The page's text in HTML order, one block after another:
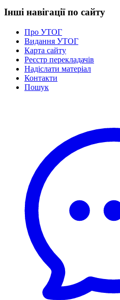
Статут УТОГ
Нормативна база УТОГ
Конвенція ООН
Законодавство
Декларації
Документи ВФГ
Міжнародні документи
Інші навігації по сайту
Про УТОГ
Видання УТОГ
Карта сайту
Реєстр перекладачів
Надіслати матеріал
Контакти
Пошук